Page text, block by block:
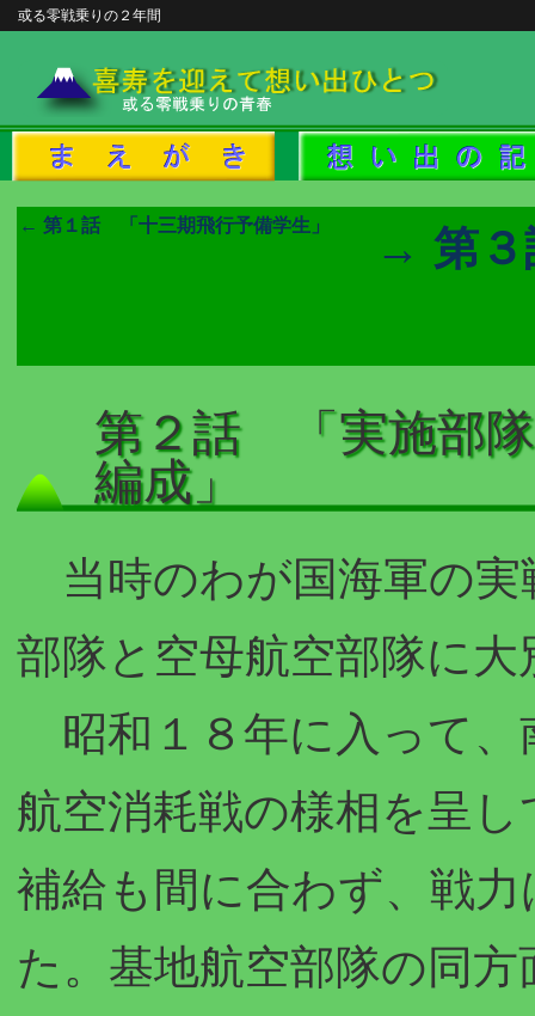
或る零戦乗りの２年間
← 第１話 「十三期飛行予備学生」 → 第３
第２話 「実施部
編成」
当時のわが国海軍の実
部隊と空母航空部隊に
昭和１８年に入って、
航空消耗戦の様相を呈
補給も間に合わず、戦
た。基地航空部隊の同